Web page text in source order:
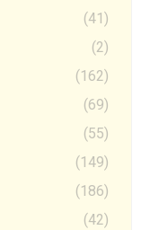
(41)
(2)
(162)
(69)
(55)
(149)
(186)
(42)